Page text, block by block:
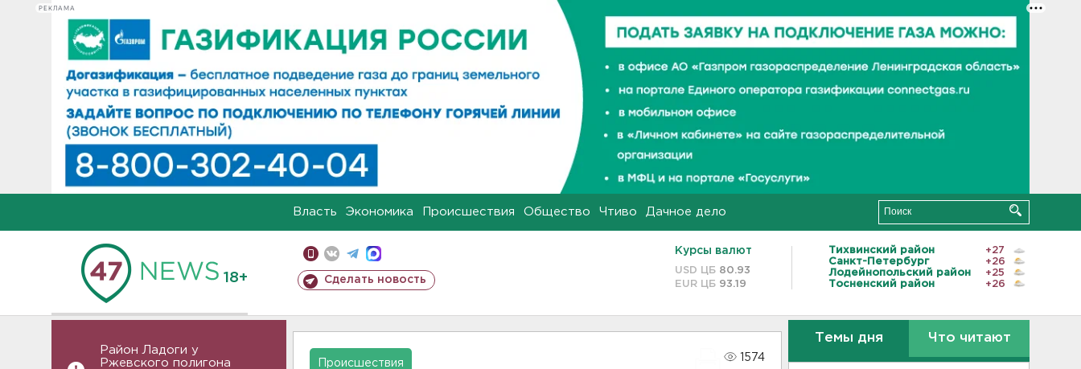
РЕКЛАМА
Власть Экономика Происшествия Общество Чтиво Дачное дело
18+ Сделать новость
Курсы валют
USD ЦБ 80.93
EUR ЦБ 93.19
Тихвинский район
+27
Санкт-Петербург
+26
Лодейнопольский район
+25
Тосненский район
+26
Район Ладоги у
Ржевского полигона
Происшествия
1574
Темы дня Что читают